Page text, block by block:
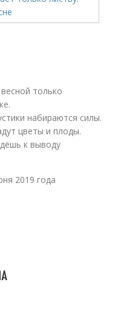
только
набираются силы.
цветы и плоды.
к выводу
2019 года